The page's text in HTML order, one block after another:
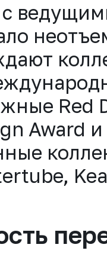
с
Red
Award